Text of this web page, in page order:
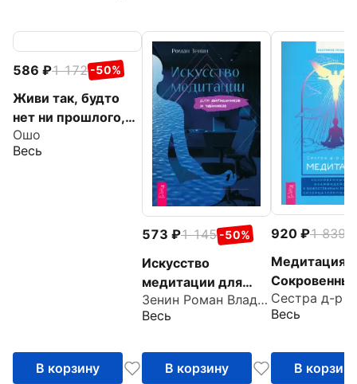
586 1 172 -50%
Живи так, будто
нет ни прошлого,
ни будущего.
Ничего, кроме
Ошо
Весь
В корзину
573 1 145 -50%
Искусство
медитации для
айтишников и
чайников
Зенин Роман Владимирович
Весь
В корзину
920 1 839
Медитация.
практик
Сестра д-р
Весь
В корзину